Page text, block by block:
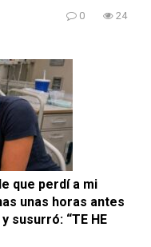
0 24
que perdí a mi
unas horas antes
susurró: “TE HE